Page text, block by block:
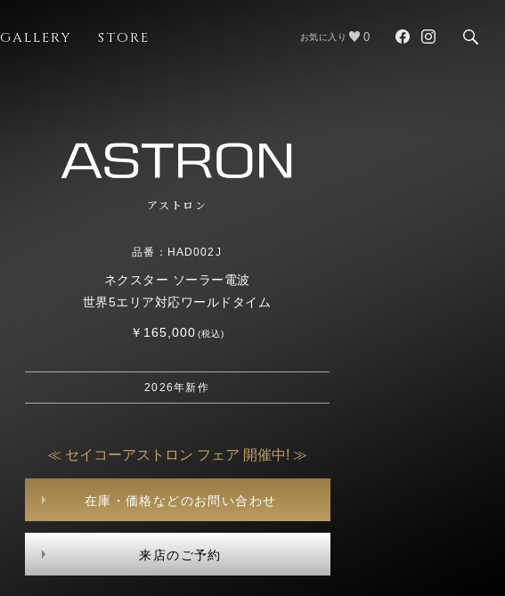
GALLERY STORE お気に入り 0
アストロン
品番：HAD002J
ネクスター ソーラー電波
世界5エリア対応ワールドタイム
￥165,000(税込)
2026年新作
≪ セイコーアストロン フェア 開催中! ≫
在庫・価格などのお問い合わせ
来店のご予約